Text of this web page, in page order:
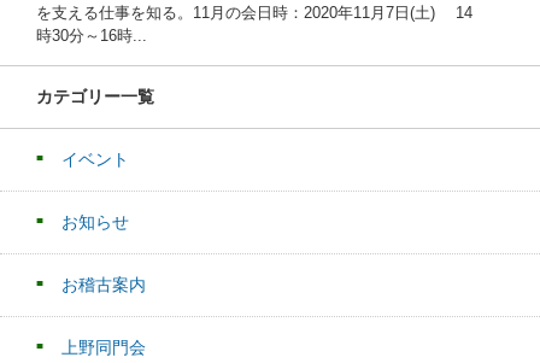
を支える仕事を知る。11月の会日時：2020年11月7日(土) 14
時30分～16時...
カテゴリー一覧
イベント
お知らせ
お稽古案内
上野同門会